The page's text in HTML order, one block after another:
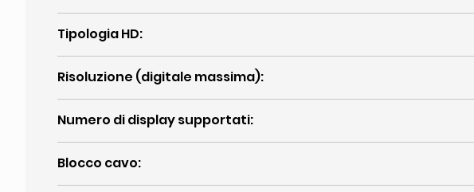
Tipologia HD:
Risoluzione (digitale massima):
Numero di display supportati:
Blocco cavo: